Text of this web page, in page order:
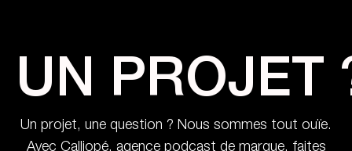
UN PROJET
Un projet, une question ? Nous sommes tout ouïe.
Avec Calliopé, agence podcast de marque, faites